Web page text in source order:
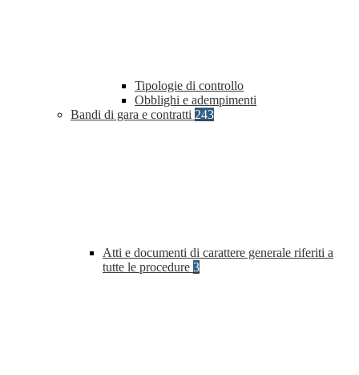
Tipologie di controllo
Obblighi e adempimenti
Bandi di gara e contratti 243
Atti e documenti di carattere generale riferiti a
tutte le procedure 3